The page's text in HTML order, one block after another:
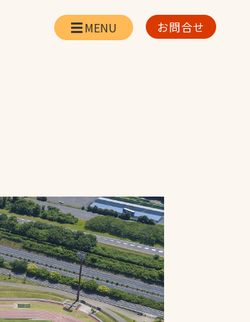
アスリートパートナ
ー
採用情報
お取引先の皆様へ
お問合せ